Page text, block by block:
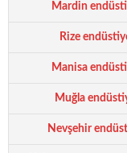
Mardin
Rize
Manisa
Muğla
Nevşehir